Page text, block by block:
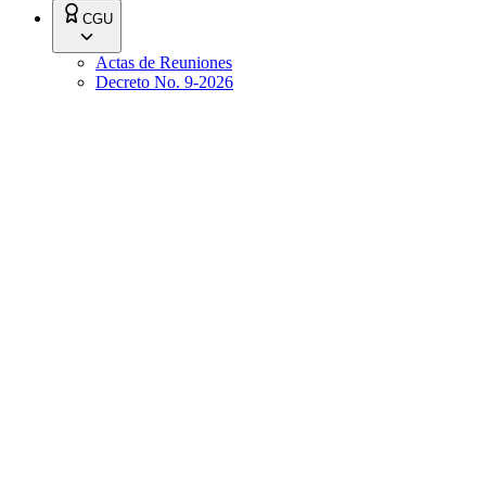
CGU
Actas de Reuniones
Decreto No. 9-2026